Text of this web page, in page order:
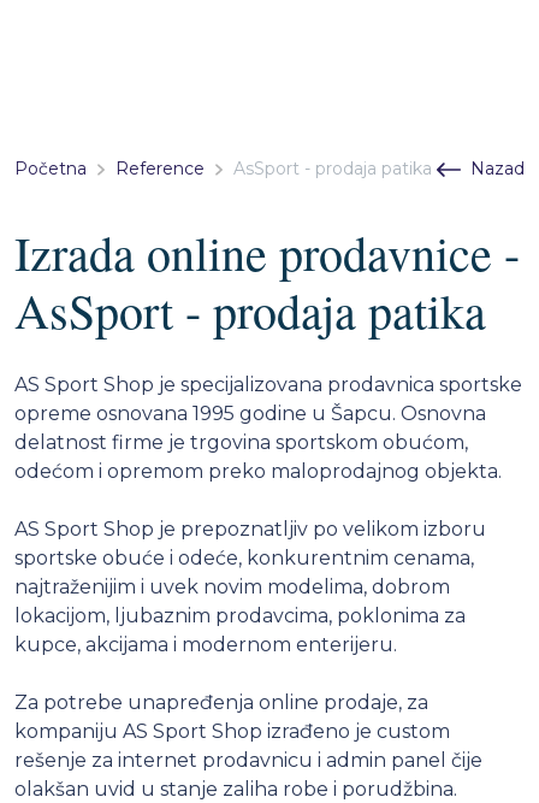
Početna Reference AsSport - prodaja patika Nazad
Izrada online prodavnice -
AsSport - prodaja patika
AS Sport Shop je specijalizovana prodavnica sportske
opreme osnovana 1995 godine u Šapcu. Osnovna
delatnost firme je trgovina sportskom obućom,
odećom i opremom preko maloprodajnog objekta.
AS Sport Shop je prepoznatljiv po velikom izboru
sportske obuće i odeće, konkurentnim cenama,
najtraženijim i uvek novim modelima, dobrom
lokacijom, ljubaznim prodavcima, poklonima za
kupce, akcijama i modernom enterijeru.
Za potrebe unapređenja online prodaje, za
kompaniju AS Sport Shop izrađeno je custom
rešenje za internet prodavnicu i admin panel čije
olakšan uvid u stanje zaliha robe i porudžbina.